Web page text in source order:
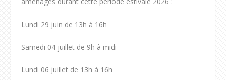
Lundi 29 juin de 13h à 16h
Samedi 04 juillet de 9h à midi
Lundi 06 juillet de 13h à 16h